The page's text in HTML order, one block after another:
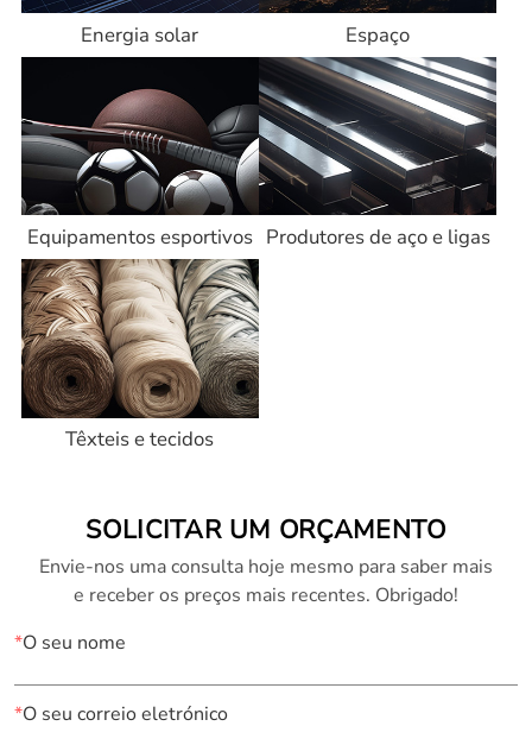
Energia solar Espaço
Equipamentos esportivos Produtores de aço e ligas
Têxteis e tecidos
SOLICITAR UM ORÇAMENTO
Envie-nos uma consulta hoje mesmo para saber mais
e receber os preços mais recentes. Obrigado!
*O seu nome
*O seu correio eletrónico